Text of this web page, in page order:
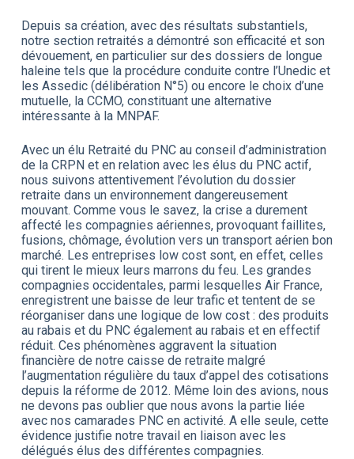
Depuis sa création, avec des résultats substantiels,
notre section retraités a démontré son efficacité et son
dévouement, en particulier sur des dossiers de longue
haleine tels que la procédure conduite contre l’Unedic et
les Assedic (délibération N°5) ou encore le choix d’une
mutuelle, la CCMO, constituant une alternative
intéressante à la MNPAF.
Avec un élu Retraité du PNC au conseil d’administration
de la CRPN et en relation avec les élus du PNC actif,
nous suivons attentivement l’évolution du dossier
retraite dans un environnement dangereusement
mouvant. Comme vous le savez, la crise a durement
affecté les compagnies aériennes, provoquant faillites,
fusions, chômage, évolution vers un transport aérien bon
marché. Les entreprises low cost sont, en effet, celles
qui tirent le mieux leurs marrons du feu. Les grandes
compagnies occidentales, parmi lesquelles Air France,
enregistrent une baisse de leur trafic et tentent de se
réorganiser dans une logique de low cost : des produits
au rabais et du PNC également au rabais et en effectif
réduit. Ces phénomènes aggravent la situation
financière de notre caisse de retraite malgré
l’augmentation régulière du taux d’appel des cotisations
depuis la réforme de 2012. Même loin des avions, nous
ne devons pas oublier que nous avons la partie liée
avec nos camarades PNC en activité. A elle seule, cette
évidence justifie notre travail en liaison avec les
délégués élus des différentes compagnies.